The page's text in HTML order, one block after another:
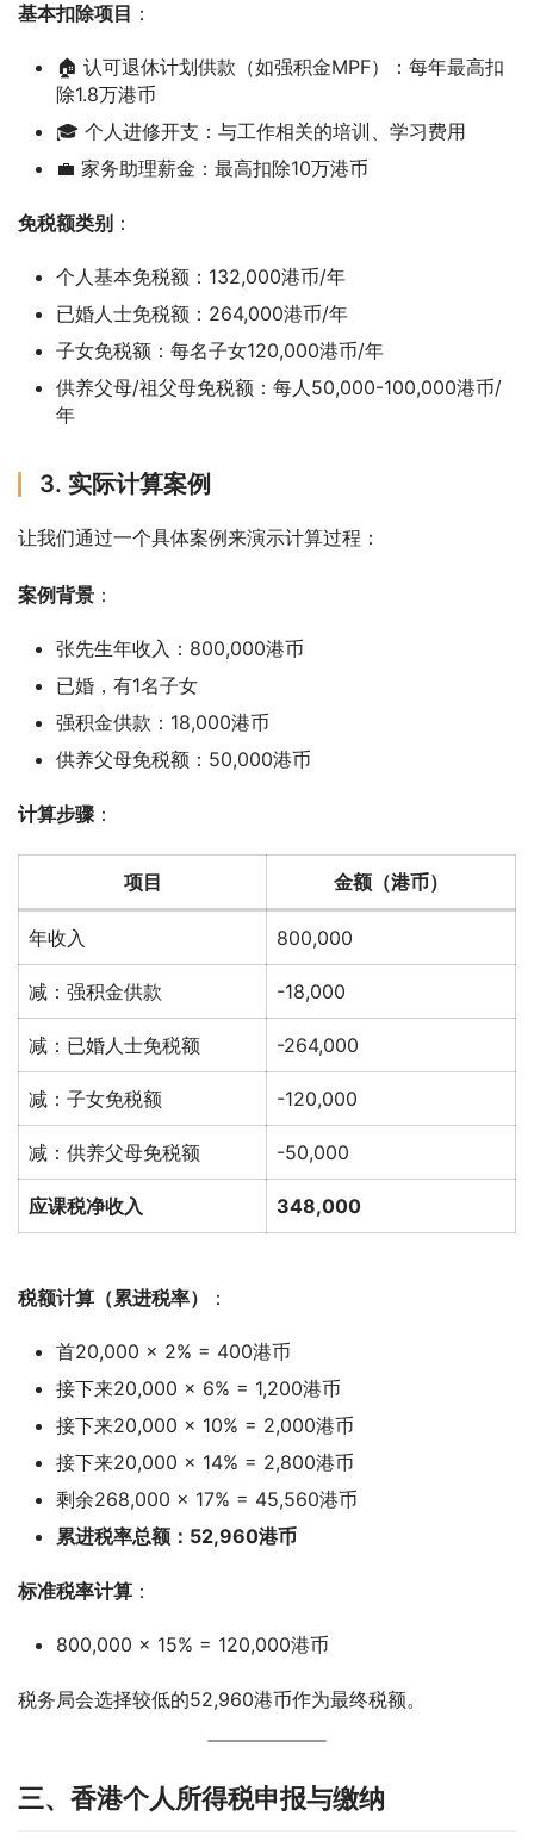
基本扣除项目 ：
🏠 认可退休计划供款（如强积金MPF）：每年最高扣
除1.8万港币
🎓 个人进修开支：与工作相关的培训、学习费用
💼 家务助理薪金：最高扣除10万港币
免税额类别 ：
个人基本免税额：132,000港币/年
已婚人士免税额：264,000港币/年
子女免税额：每名子女120,000港币/年
供养父母/祖父母免税额：每人50,000-100,000港币/
年
3. 实际计算案例
让我们通过一个具体案例来演示计算过程：
案例背景 ：
张先生年收入：800,000港币
已婚，有1名子女
强积金供款：18,000港币
供养父母免税额：50,000港币
计算步骤 ：
项目 金额（港币）
年收入 800,000
减：强积金供款 -18,000
减：已婚人士免税额 -264,000
减：子女免税额 -120,000
减：供养父母免税额 -50,000
应课税净收入 348,000
税额计算（累进税率） ：
首20,000 × 2% = 400港币
接下来20,000 × 6% = 1,200港币
接下来20,000 × 10% = 2,000港币
接下来20,000 × 14% = 2,800港币
剩余268,000 × 17% = 45,560港币
累进税率总额：52,960港币
标准税率计算 ：
800,000 × 15% = 120,000港币
税务局会选择较低的52,960港币作为最终税额。
三、香港个人所得税申报与缴纳